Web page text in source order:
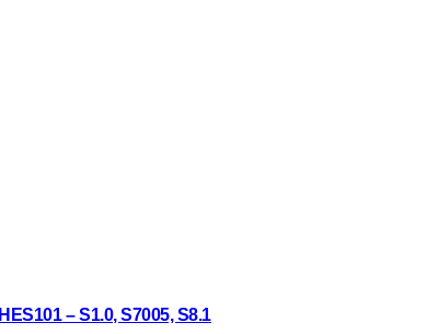
HES101 – S1.0, S7005, S8.1